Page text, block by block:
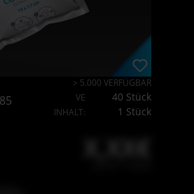
> 5.000 VERFÜGBAR
VE
40 Stück
INHALT: 1 Stück
X,XX€